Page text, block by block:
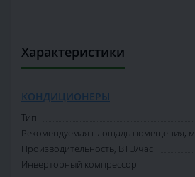
Характеристики
КОНДИЦИОНЕРЫ
Тип
Рекомендуемая площадь помещения,
Производительность, BTU/час
Инверторный компрессор